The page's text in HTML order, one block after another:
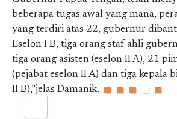
beberapa tugas awal yang mana,
yang terdiri atas 22, gubernur
Eselon I B, tiga orang staf ahli
tiga orang asisten (eselon II A), 21
(pejabat eselon II A) dan tiga kepala
II B),”jelas Damanik.